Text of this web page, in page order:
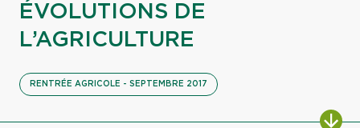
ÉVOLUTIONS DE
L’AGRICULTURE
RENTRÉE AGRICOLE - SEPTEMBRE 2017